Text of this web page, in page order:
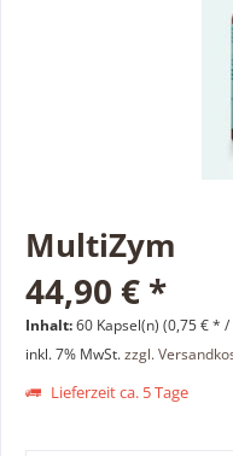
MultiZym
44,90 € *
Inhalt:60 Kapsel(n) (0,75 € * /
inkl. 7% MwSt.zzgl.
Lieferzeit ca. 5 Tage